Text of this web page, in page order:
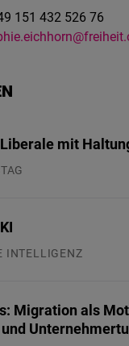
151 432 526 76
mit
INTELLIGENZ
Migration als